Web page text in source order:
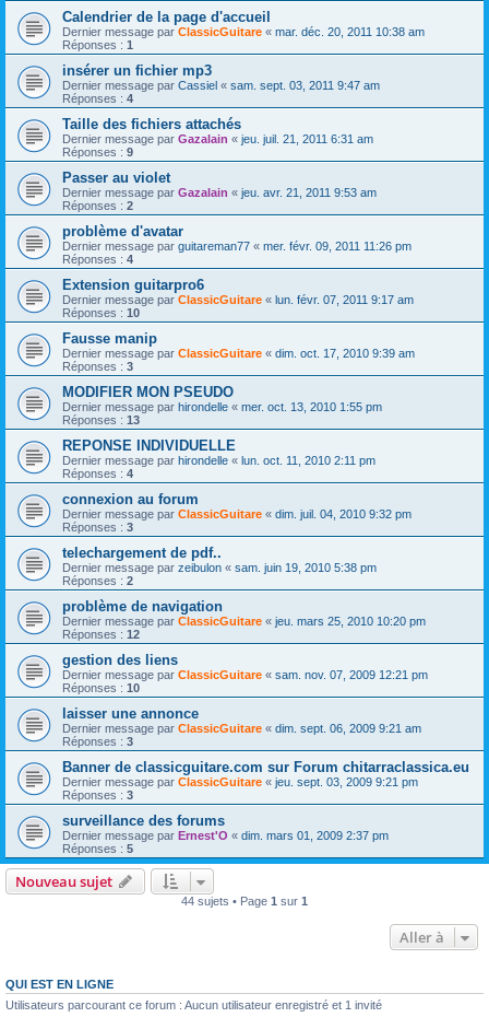
Calendrier de la page d'accueil
Dernier message par ClassicGuitare « mar. déc. 20, 2011 10:38 am
Réponses : 1
insérer un fichier mp3
Dernier message par Cassiel « sam. sept. 03, 2011 9:47 am
Réponses : 4
Taille des fichiers attachés
Dernier message par Gazalain « jeu. juil. 21, 2011 6:31 am
Réponses : 9
Passer au violet
Dernier message par Gazalain « jeu. avr. 21, 2011 9:53 am
Réponses : 2
problème d'avatar
Dernier message par guitareman77 « mer. févr. 09, 2011 11:26 pm
Réponses : 4
Extension guitarpro6
Dernier message par ClassicGuitare « lun. févr. 07, 2011 9:17 am
Réponses : 10
Fausse manip
Dernier message par ClassicGuitare « dim. oct. 17, 2010 9:39 am
Réponses : 3
MODIFIER MON PSEUDO
Dernier message par hirondelle « mer. oct. 13, 2010 1:55 pm
Réponses : 13
REPONSE INDIVIDUELLE
Dernier message par hirondelle « lun. oct. 11, 2010 2:11 pm
Réponses : 4
connexion au forum
Dernier message par ClassicGuitare « dim. juil. 04, 2010 9:32 pm
Réponses : 3
telechargement de pdf..
Dernier message par zeibulon « sam. juin 19, 2010 5:38 pm
Réponses : 2
problème de navigation
Dernier message par ClassicGuitare « jeu. mars 25, 2010 10:20 pm
Réponses : 12
gestion des liens
Dernier message par ClassicGuitare « sam. nov. 07, 2009 12:21 pm
Réponses : 10
laisser une annonce
Dernier message par ClassicGuitare « dim. sept. 06, 2009 9:21 am
Réponses : 3
Banner de classicguitare.com sur Forum chitarraclassica.eu
Dernier message par ClassicGuitare « jeu. sept. 03, 2009 9:21 pm
Réponses : 3
surveillance des forums
Dernier message par Ernest'O « dim. mars 01, 2009 2:37 pm
Réponses : 5
Nouveau sujet
44 sujets • Page 1 sur 1
Aller à
QUI EST EN LIGNE
Utilisateurs parcourant ce forum : Aucun utilisateur enregistré et 1 invité